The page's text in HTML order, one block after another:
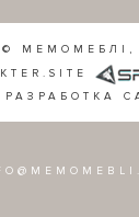
© МЕМОМЕБЛІ,
РАЗРАБОТКА